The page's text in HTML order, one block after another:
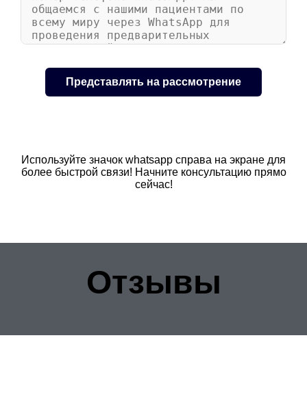
Используйте значок whatsapp справа на экране для
более быстрой связи! Начните консультацию прямо
сейчас!
Отзывы